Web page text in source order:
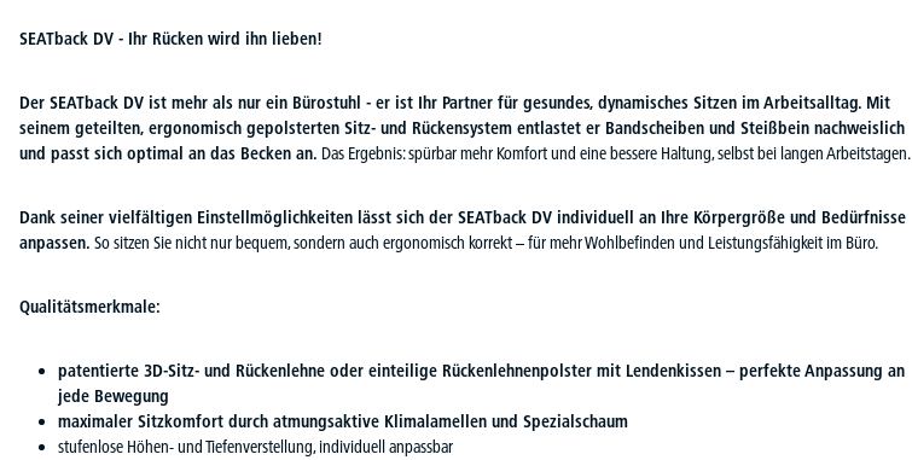
SEATback DV - Ihr Rücken wird ihn lieben!
Der SEATback DV ist mehr als nur ein Bürostuhl - er ist Ihr Partner für gesundes, dynamisches Sitzen im Arbeitsalltag. Mit
seinem geteilten, ergonomisch gepolsterten Sitz- und Rückensystem entlastet er Bandscheiben und Steißbein nachweislich
und passt sich optimal an das Becken an. Das Ergebnis: spürbar mehr Komfort und eine bessere Haltung, selbst bei langen Arbeitstagen.
Dank seiner vielfältigen Einstellmöglichkeiten lässt sich der SEATback DV individuell an Ihre Körpergröße und Bedürfnisse
anpassen. So sitzen Sie nicht nur bequem, sondern auch ergonomisch korrekt – für mehr Wohlbefinden und Leistungsfähigkeit im Büro.
Qualitätsmerkmale:
patentierte 3D-Sitz- und Rückenlehne oder einteilige Rückenlehnenpolster mit Lendenkissen – perfekte Anpassung an
jede Bewegung
maximaler Sitzkomfort durch atmungsaktive Klimalamellen und Spezialschaum
stufenlose Höhen- und Tiefenverstellung, individuell anpassbar